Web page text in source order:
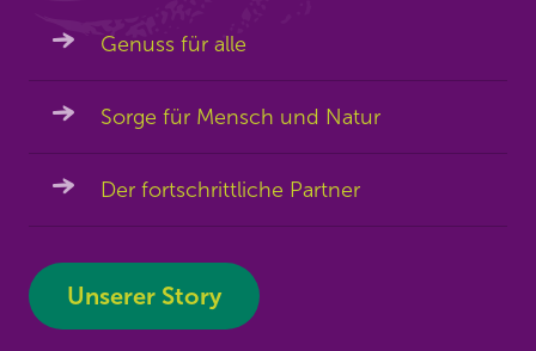
Genuss für alle
Sorge für Mensch und Natur
Der fortschrittliche Partner
Unserer Story